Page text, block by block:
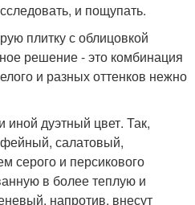
и пощупать.
плитку с облицовкой
решение - это комбинация
и разных оттенков нежно
дуэтный цвет. Так,
салатовый,
серого и персикового
в более теплую и
напротив, внесут